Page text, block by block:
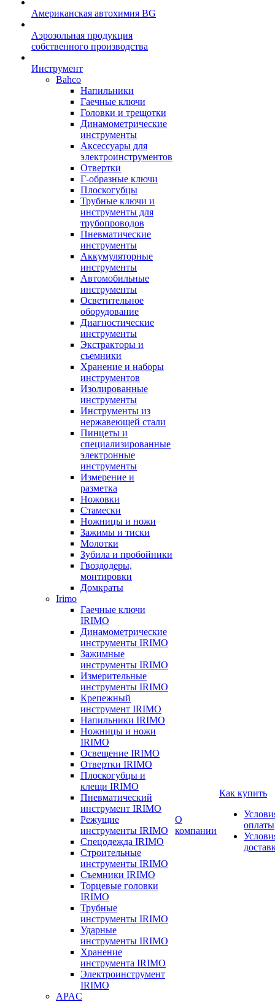
Американская автохимия BG
Аэрозольная продукция
собственного производства
Инструмент
Bahco
Напильники
Гаечные ключи
Головки и трещотки
Динамометрические
инструменты
Аксессуары для
электроинструментов
Отвертки
Г-образные ключи
Плоскогубцы
Трубные ключи и
инструменты для
трубопроводов
Пневматические
инструменты
Аккумуляторные
инструменты
Автомобильные
инструменты
Осветительное
оборудование
Диагностические
инструменты
Экстракторы и
съемники
Хранение и наборы
инструментов
Изолированные
инструменты
Инструменты из
нержавеющей стали
Пинцеты и
специализированные
электронные
инструменты
Измерение и
разметка
Ножовки
Стамески
Ножницы и ножи
Зажимы и тиски
Молотки
Зубила и пробойники
Гвоздодеры,
монтировки
Домкраты
Irimo
Гаечные ключи
IRIMO
Динамометрические
инструменты IRIMO
Зажимные
инструменты IRIMO
Измерительные
инструменты IRIMO
Крепежный
инструмент IRIMO
Напильники IRIMO
Ножницы и ножи
IRIMO
Освещение IRIMO
Отвертки IRIMO
Плоскогубцы и
клещи IRIMO
Пневматический
инструмент IRIMO
Режущие
инструменты IRIMO
Спецодежда IRIMO
Строительные
инструменты IRIMO
Съемники IRIMO
Торцевые головки
IRIMO
Трубные
инструменты IRIMO
Ударные
инструменты IRIMO
Хранение
инструмента IRIMO
Электроинструмент
IRIMO
APAC
О
компании
Как купить
оплаты